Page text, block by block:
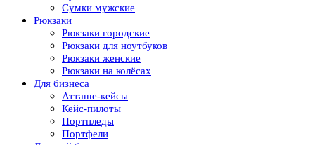
Сумки мужские
Рюкзаки
Рюкзаки городские
Рюкзаки для ноутбуков
Рюкзаки женские
Рюкзаки на колёсах
Для бизнеса
Атташе-кейсы
Кейс-пилоты
Портпледы
Портфели